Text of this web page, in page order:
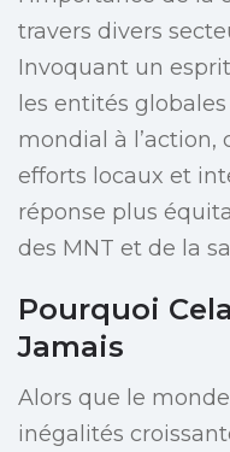
travers divers
Invoquant un
les entités
mondial à l’action,
efforts locaux et
réponse plus
des MNT et de la
Pourquoi
Jamais
Alors que le
inégalités